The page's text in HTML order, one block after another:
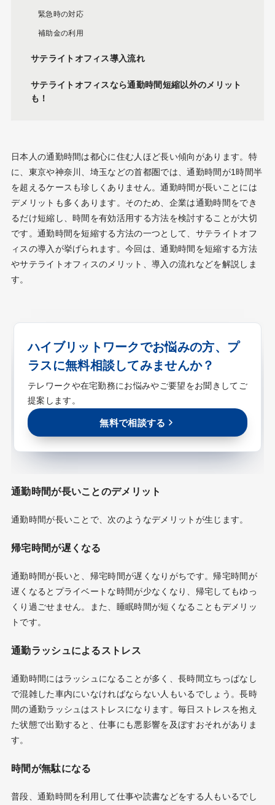
緊急時の対応
補助金の利用
サテライトオフィス導入流れ
サテライトオフィスなら通勤時間短縮以外のメリット
も！
日本人の通勤時間は都心に住む人ほど長い傾向があります。特
に、東京や神奈川、埼玉などの首都圏では、通勤時間が1時間半
を超えるケースも珍しくありません。通勤時間が長いことには
デメリットも多くあります。そのため、企業は通勤時間をでき
るだけ短縮し、時間を有効活用する方法を検討することが大切
です。通勤時間を短縮する方法の一つとして、サテライトオフ
ィスの導入が挙げられます。今回は、通勤時間を短縮する方法
やサテライトオフィスのメリット、導入の流れなどを解説しま
す。
ハイブリットワークでお悩みの方、プ
ラスに無料相談してみませんか？
テレワークや在宅勤務にお悩みやご要望をお聞きしてご
提案します。
無料で相談する
通勤時間が長いことのデメリット
通勤時間が長いことで、次のようなデメリットが生じます。
帰宅時間が遅くなる
通勤時間が長いと、帰宅時間が遅くなりがちです。帰宅時間が
遅くなるとプライベートな時間が少なくなり、帰宅してもゆっ
くり過ごせません。また、睡眠時間が短くなることもデメリッ
トです。
通勤ラッシュによるストレス
通勤時間にはラッシュになることが多く、長時間立ちっぱなし
で混雑した車内にいなければならない人もいるでしょう。長時
間の通勤ラッシュはストレスになります。毎日ストレスを抱え
た状態で出勤すると、仕事にも悪影響を及ぼすおそれがありま
す。
時間が無駄になる
普段、通勤時間を利用して仕事や読書などをする人もいるでし